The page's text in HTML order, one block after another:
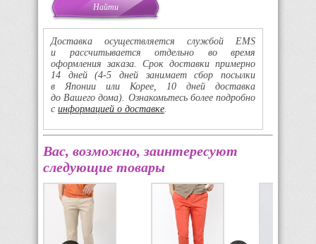
Доставка осуществляется службой EMS
и рассчитывается отдельно во время
оформления заказа. Срок доставки примерно
14 дней(4-5 дней занимает сбор посылки
в Японии или Корее, 10 дней доставка
до Вашего дома). Ознакомьтесь более подробно
с информацией о доставке
Вас, возможно, заинтересуют
следующие товары